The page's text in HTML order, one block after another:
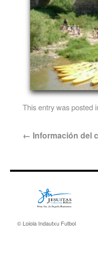
This entry was posted
← Información del
© Loiola Indautxu Futbol